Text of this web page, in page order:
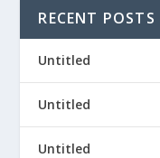
RECENT POSTS
Untitled
Untitled
Untitled